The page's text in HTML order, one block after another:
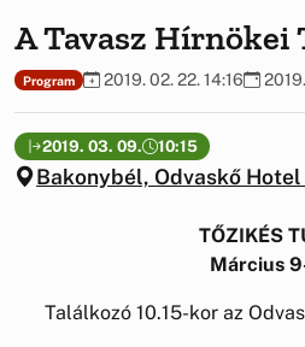
A Tavasz Hírnökei
Program 2019. 02. 22. 14:16
2019. 03. 09. 10:15
Bakonybél, Odvaskő
TŐZIKÉS
Március
Találkozó 10.15-kor az